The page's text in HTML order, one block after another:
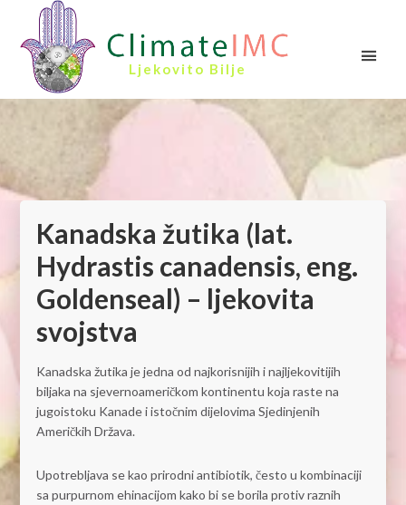
Ljekovito Bilje
Kanadska žutika (lat.
Hydrastis canadensis, eng.
Goldenseal) – ljekovita
svojstva
Kanadska žutika je jedna od najkorisnijih i najljekovitijih
biljaka na sjevernoameričkom kontinentu koja raste na
jugoistoku Kanade i istočnim dijelovima Sjedinjenih
Američkih Država.
Upotrebljava se kao prirodni antibiotik, često u kombinaciji
sa purpurnom ehinacijom kako bi se borila protiv raznih